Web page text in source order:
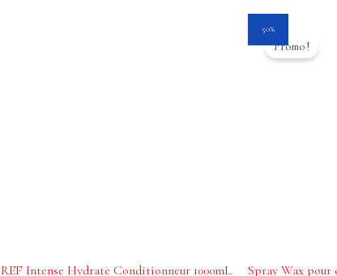
REF Intense Hydrate Conditionneur 1000mL
50%
Promo !
initial
prix
actuel